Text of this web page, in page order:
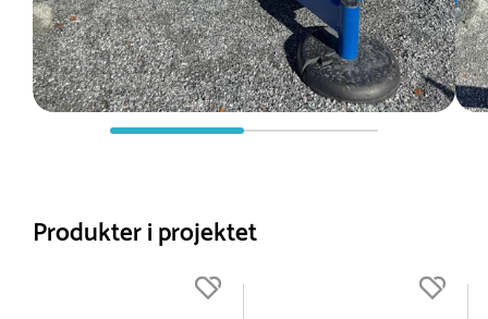
Produkter i projektet